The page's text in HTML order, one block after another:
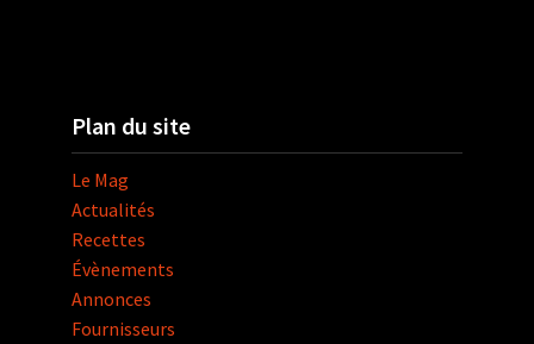
Plan du site
Le Mag
Actualités
Recettes
Évènements
Annonces
Fournisseurs